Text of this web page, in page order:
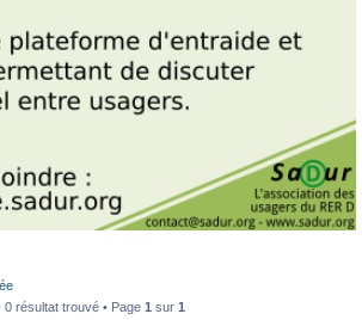
0 résultat trouvé • Page 1 sur 1